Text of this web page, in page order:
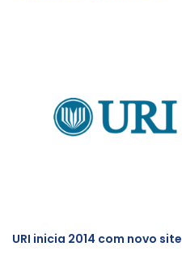
URI inicia 2014 com novo site